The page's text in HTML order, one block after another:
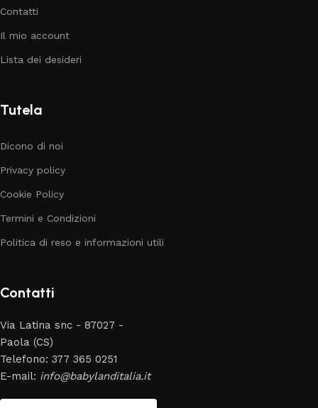
Contatti
Il mio account
Lista dei desideri
Tutela
Dicono di noi
Privacy policy
Cookie Policy
Termini e Condizioni
Politica di reso e informazioni utili
Contatti
Via Latina snc - 87027 -
Paola (CS)
Telefono: 377 365 0251
E-mail: info@babylanditalia.it